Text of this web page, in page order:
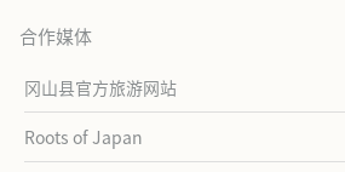
合作媒体
冈山县官方旅游网站
Roots of Japan